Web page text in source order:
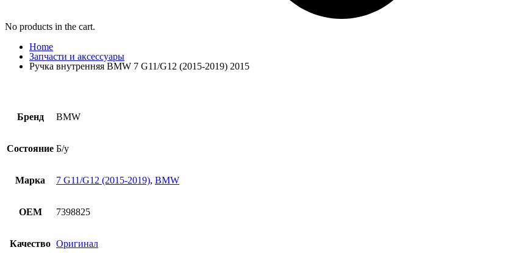
No products in the cart.
Home
Запчасти и аксессуары
Ручка внутренняя BMW 7 G11/G12 (2015-2019) 2015
Бренд BMW
Состояние Б/у
Марка 7 G11/G12 (2015-2019), BMW
OEM 7398825
Качество Оригинал